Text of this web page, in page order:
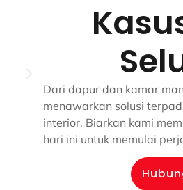
Dari dapur dan kamar
menawarkan solusi
interior. Biarkan kami
hari ini untuk memulai